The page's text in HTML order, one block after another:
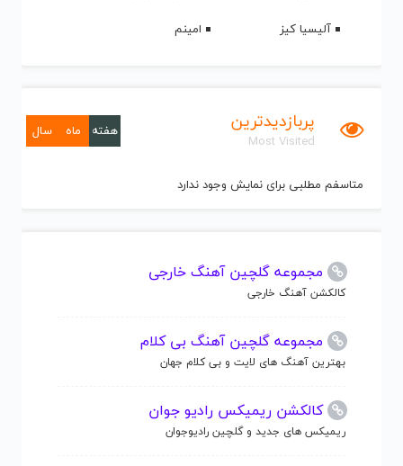
آلیسیا کیز
امینم
پربازدیدترین
Most Visited
هفته ماه سال
متاسفم مطلبی برای نمایش وجود ندارد
مجموعه گلچین آهنگ خارجی
کالکشن آهنگ خارجی
مجموعه گلچین آهنگ بی کلام
بهترین آهنگ های لایت و بی کلام جهان
کالکشن ریمیکس رادیو جوان
ریمیکس های جدید و گلچین رادیوجوان